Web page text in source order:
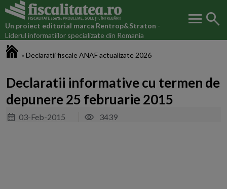
Un proiect editorial marca Rentrop&Straton -
Liderul informatiilor specializate din Romania
menu search
» Declaratii fiscale ANAF actualizate 2026
Declaratii informative cu termen de
depunere 25 februarie 2015
03-Feb-2015 3439